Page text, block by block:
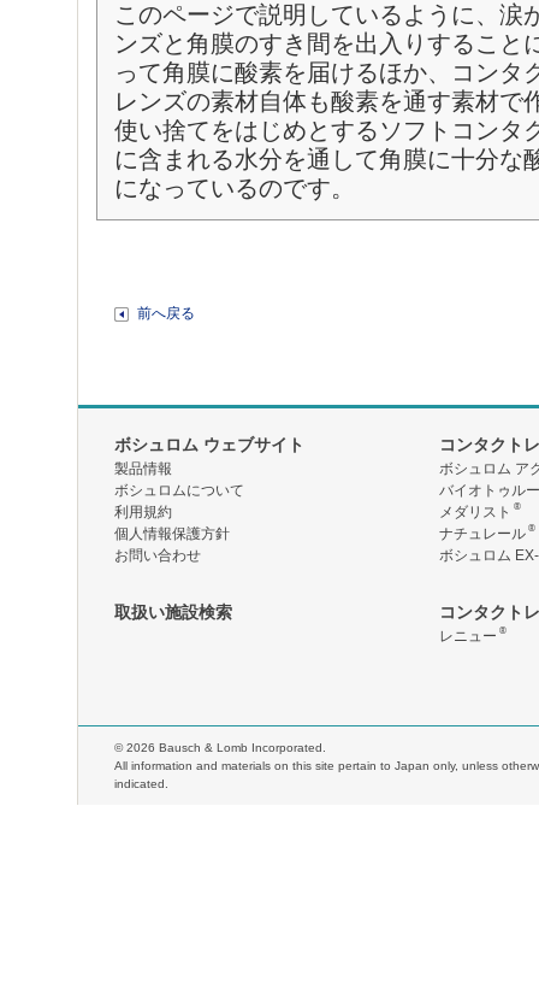
このページで説明しているように、涙
ンズと角膜のすき間を出入りすること
って角膜に酸素を届けるほか、コンタ
レンズの素材自体も酸素を通す素材で
使い捨てをはじめとするソフトコンタ
に含まれる水分を通して角膜に十分な
になっているのです。
前へ戻る
ボシュロム ウェブサイト
製品情報
ボシュロムについて
利用規約
個人情報保護方針
お問い合わせ
取扱い施設検索
コンタクト
ボシュロム ア
バイオトゥルー
メダリスト ®
ナチュレール ®
ボシュロム
コンタクト
レニュー ®
©2026 Bausch & Lomb Incorporated.
All information and materials on this site pertain to Japan only, unless
indicated.